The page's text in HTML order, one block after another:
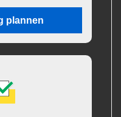
plannen